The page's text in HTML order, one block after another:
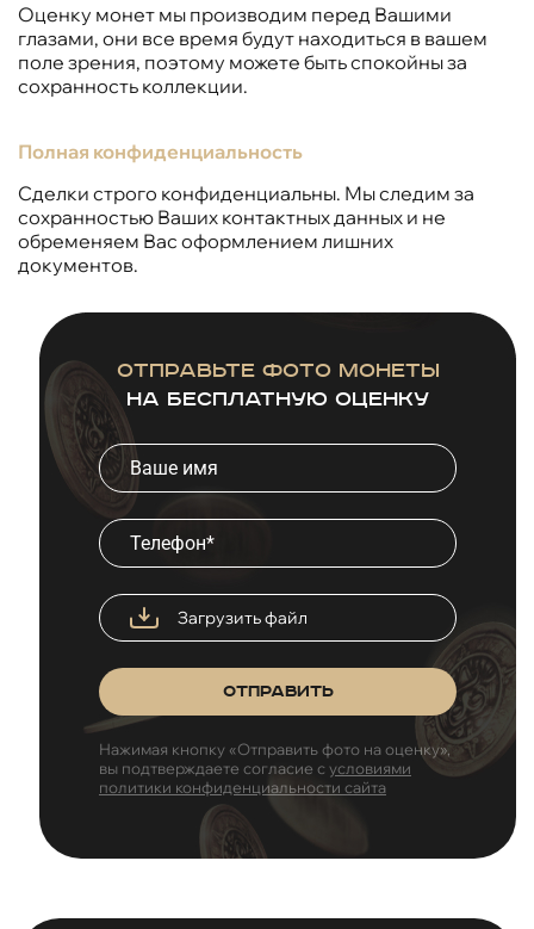
Оценку монет мы производим перед Вашими
глазами, они все время будут находиться в вашем
поле зрения, поэтому можете быть спокойны за
сохранность коллекции.
Полная конфиденциальность
Сделки строго конфиденциальны. Мы следим за
сохранностью Ваших контактных данных и не
обременяем Вас оформлением лишних
документов.
Отправьте фото монеты
на бесплатную оценку
Загрузить файл
Отправить
Нажимая кнопку «Отправить фото на оценку»,
вы подтверждаете согласие сусловиями
политики конфиденциальности сайта